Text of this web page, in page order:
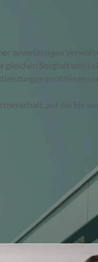
zuverlässigen
gleichen Sorgfalt und
profitieren
auf die Sie